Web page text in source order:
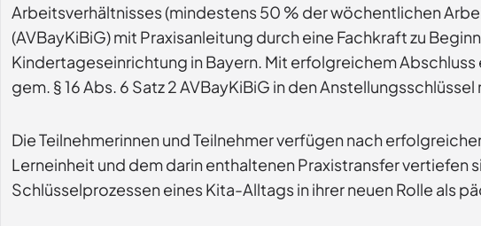
Arbeitsverhältnisses (mindestens 50 % der wöchentlichen
(AVBayKiBiG) mit Praxisanleitung durch eine Fachkraft zu
Kindertageseinrichtung in Bayern. Mit erfolgreichem
gem. § 16 Abs. 6 Satz 2 AVBayKiBiG in den
Die Teilnehmerinnen und Teilnehmer verfügen nach
Lerneinheit und dem darin enthaltenen Praxistransfer vertiefen
Schlüsselprozessen eines Kita-Alltags in ihrer neuen Rolle als